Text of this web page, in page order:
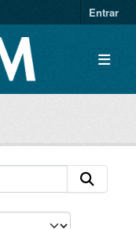
Entrar